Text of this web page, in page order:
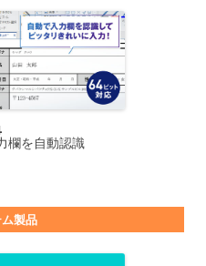
欄を自動認識
製品